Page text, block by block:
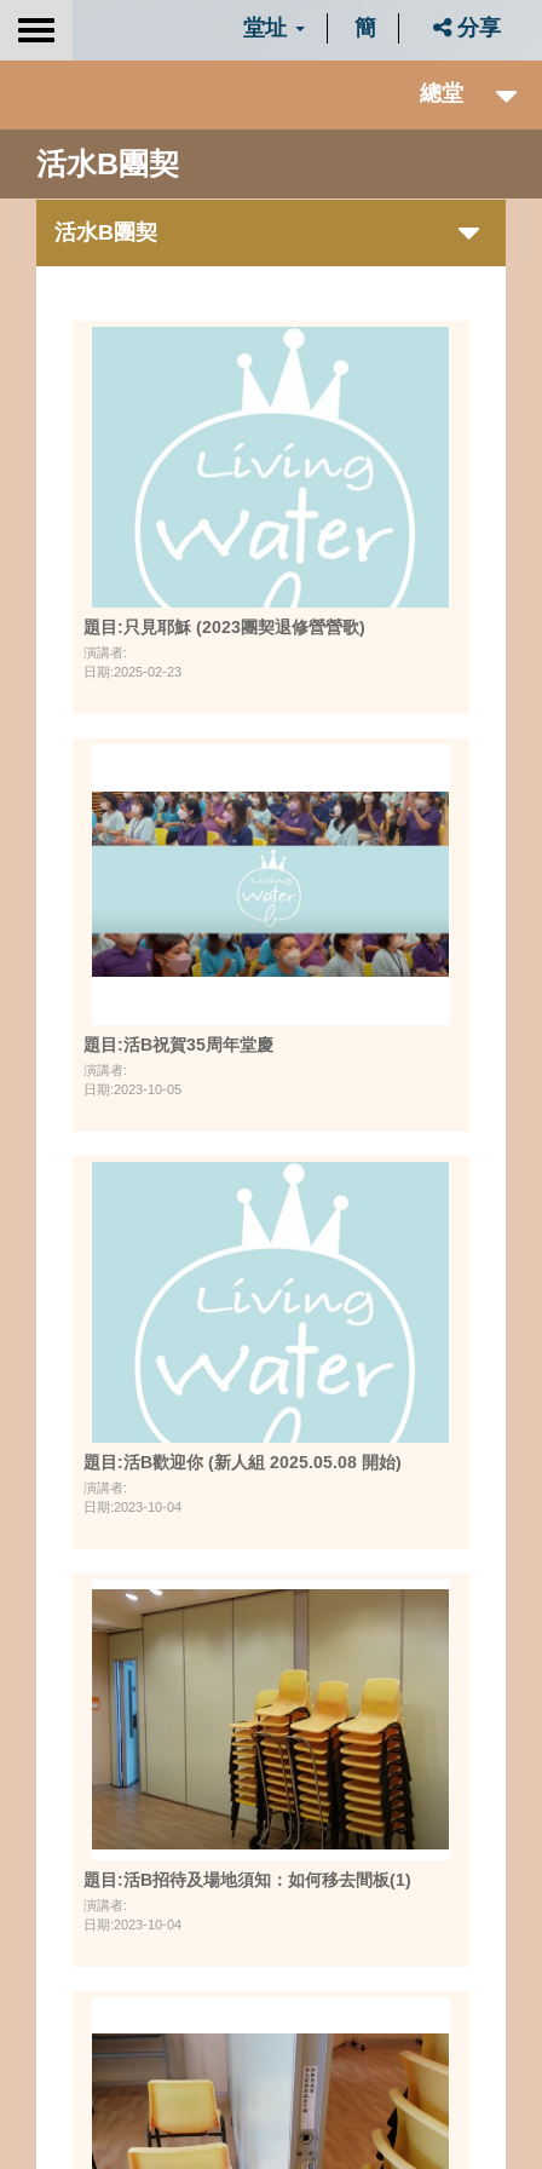
Toggle
堂址 簡 分享
總堂
活水B團契
活水B團契
題目:只見耶穌 (2023團契退修營營歌)
演講者:
日期:2025-02-23
題目:活B祝賀35周年堂慶
演講者:
日期:2023-10-05
題目:活B歡迎你 (新人組 2025.05.08 開始)
演講者:
日期:2023-10-04
題目:活B招待及場地須知：如何移去間板(1)
演講者:
日期:2023-10-04